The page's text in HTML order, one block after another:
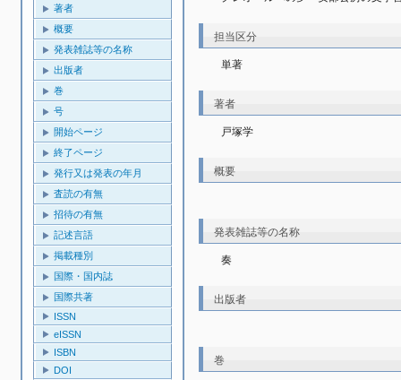
著者
概要
発表雑誌等の名称
出版者
巻
号
開始ページ
終了ページ
発行又は発表の年月
査読の有無
招待の有無
記述言語
掲載種別
国際・国内誌
国際共著
ISSN
eISSN
ISBN
DOI
担当区分
単著
著者
戸塚学
概要
発表雑誌等の名称
奏
出版者
巻